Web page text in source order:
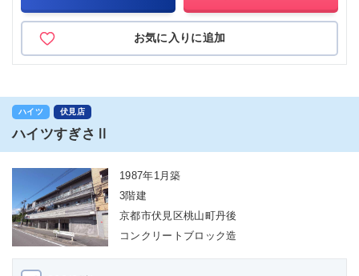
お気に入りに追加
ハイツ 伏見店
ハイツすぎさⅡ
1987年1月築
3階建
京都市伏見区桃山町丹後
コンクリートブロック造